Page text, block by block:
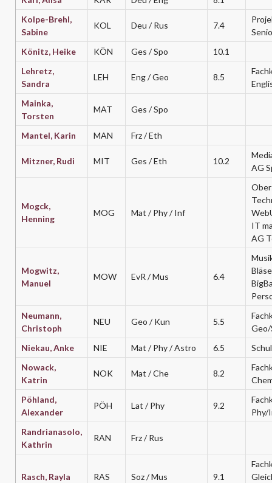
Kolpe-Brehl,
Sabine
KOL Deu / Rus 7.4
Könitz, Heike
KÖN Ges / Spo
10.1
Lehretz,
Sandra
LEH Eng / Geo 8.5
Mainka,
Torsten
MAT Ges / Spo
Mantel, Karin MAN Frz / Eth
Mitzner, Rudi MIT Ges / Eth 10.2
AG
Mogck,
Henning
MOG Mat / Phy / Inf
IT
AG
Mogwitz,
Manuel
MOW EvR / Mus 6.4
Neumann,
Christoph
NEU Geo / Kun 5.5
Niekau, Anke
NIE Mat / Phy / Astro 6.5
Nowack,
Katrin
NOK Mat / Che 8.2
Pöhland,
Alexander
PÖH Lat / Phy 9.2
Phy/
Randrianasolo,
Kathrin
RAN Frz / Rus
Rasch, Rayla RAS Soz / Mus 9.1